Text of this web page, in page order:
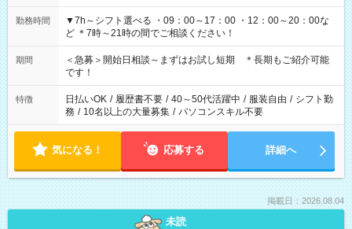
勤務時間
▼7h～シフト選べる ・09：00～17：00 ・12：00～20：00な
ど ＊7時～21時の間でご相談ください！
期間
＜急募＞開始日相談～まずはお試し短期 ＊長期もご紹介可能
です！
特徴 日払いOK / 履歴書不要 / 40～50代活躍中 / 服装自由 / シフト勤
務 / 10名以上の大量募集 / パソコンスキル不要
気になる！ 応募する 詳細へ
掲載日：2026.08.04
未読